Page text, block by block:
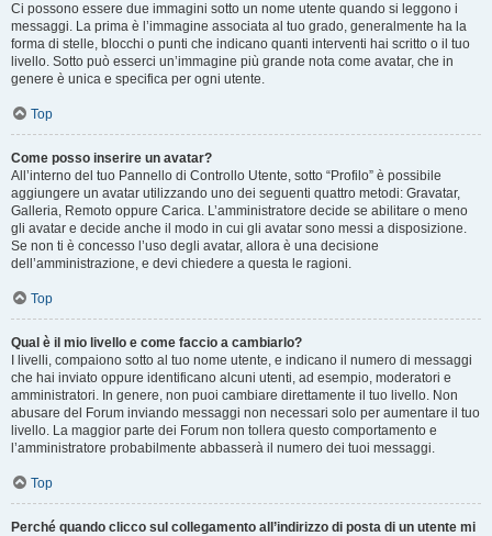
Ci possono essere due immagini sotto un nome utente quando si leggono i
messaggi. La prima è l’immagine associata al tuo grado, generalmente ha la
forma di stelle, blocchi o punti che indicano quanti interventi hai scritto o il tuo
livello. Sotto può esserci un’immagine più grande nota come avatar, che in
genere è unica e specifica per ogni utente.
Top
Come posso inserire un avatar?
All’interno del tuo Pannello di Controllo Utente, sotto “Profilo” è possibile
aggiungere un avatar utilizzando uno dei seguenti quattro metodi: Gravatar,
Galleria, Remoto oppure Carica. L’amministratore decide se abilitare o meno
gli avatar e decide anche il modo in cui gli avatar sono messi a disposizione.
Se non ti è concesso l’uso degli avatar, allora è una decisione
dell’amministrazione, e devi chiedere a questa le ragioni.
Top
Qual è il mio livello e come faccio a cambiarlo?
I livelli, compaiono sotto al tuo nome utente, e indicano il numero di messaggi
che hai inviato oppure identificano alcuni utenti, ad esempio, moderatori e
amministratori. In genere, non puoi cambiare direttamente il tuo livello. Non
abusare del Forum inviando messaggi non necessari solo per aumentare il tuo
livello. La maggior parte dei Forum non tollera questo comportamento e
l’amministratore probabilmente abbasserà il numero dei tuoi messaggi.
Top
Perché quando clicco sul collegamento all’indirizzo di posta di un utente mi